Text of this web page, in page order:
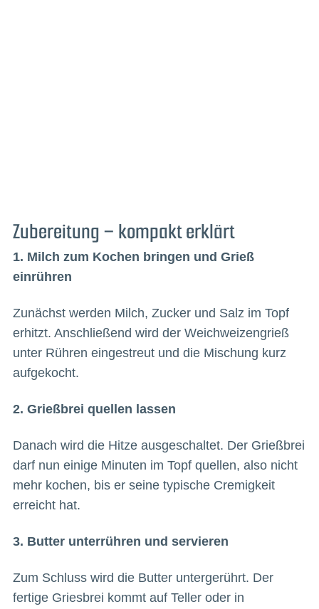
Zubereitung – kompakt erklärt
1. Milch zum Kochen bringen und Grieß
einrühren
Zunächst werden Milch, Zucker und Salz im Topf
erhitzt. Anschließend wird der Weichweizengrieß
unter Rühren eingestreut und die Mischung kurz
aufgekocht.
2. Grießbrei quellen lassen
Danach wird die Hitze ausgeschaltet. Der Grießbrei
darf nun einige Minuten im Topf quellen, also nicht
mehr kochen, bis er seine typische Cremigkeit
erreicht hat.
3. Butter unterrühren und servieren
Zum Schluss wird die Butter untergerührt. Der
fertige Griesbrei kommt auf Teller oder in